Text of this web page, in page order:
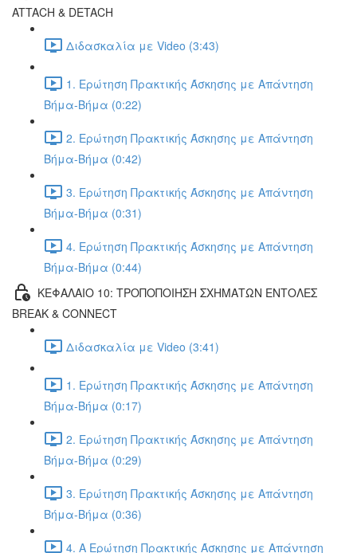
ATTACH & DETACH
Διδασκαλία με Video (3:43)
1. Ερώτηση Πρακτικής Άσκησης με Απάντηση
Βήμα-Βήμα (0:22)
2. Ερώτηση Πρακτικής Άσκησης με Απάντηση
Βήμα-Βήμα (0:42)
3. Ερώτηση Πρακτικής Άσκησης με Απάντηση
Βήμα-Βήμα (0:31)
4. Ερώτηση Πρακτικής Άσκησης με Απάντηση
Βήμα-Βήμα (0:44)
ΚΕΦΑΛΑΙΟ 10: ΤΡΟΠΟΠΟΙΗΣΗ ΣΧΗΜΑΤΩΝ ΕΝΤΟΛΕΣ
BREAK & CONNECT
Διδασκαλία με Video (3:41)
1. Ερώτηση Πρακτικής Άσκησης με Απάντηση
Βήμα-Βήμα (0:17)
2. Ερώτηση Πρακτικής Άσκησης με Απάντηση
Βήμα-Βήμα (0:29)
3. Ερώτηση Πρακτικής Άσκησης με Απάντηση
Βήμα-Βήμα (0:36)
4. Α Ερώτηση Πρακτικής Άσκησης με Απάντηση